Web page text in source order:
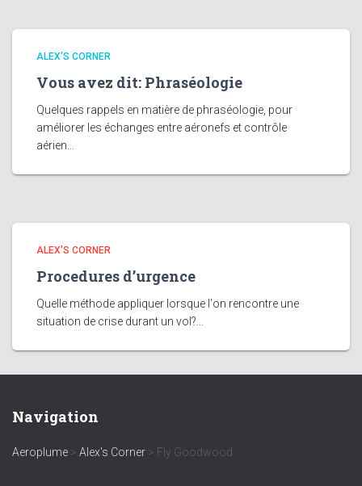
ALEX'S CORNER
Vous avez dit: Phraséologie
Quelques rappels en matière de phraséologie, pour
améliorer les échanges entre aéronefs et contrôle
aérien...
ALEX'S CORNER
Procedures d’urgence
Quelle méthode appliquer lorsque l'on rencontre une
situation de crise durant un vol?...
Navigation
Aeroplume > Alex's Corner > Fly Goodwood